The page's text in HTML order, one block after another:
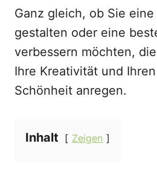
Ganz gleich, ob Sie
gestalten oder eine
verbessern möchten,
Ihre Kreativität und
Schönheit anregen.
Inhalt Zeigen